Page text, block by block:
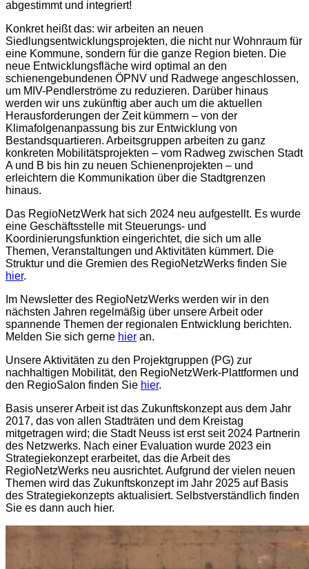
abgestimmt und integriert!
Konkret heißt das: wir arbeiten an neuen
Siedlungsentwicklungsprojekten, die nicht nur Wohnraum für
eine Kommune, sondern für die ganze Region bieten. Die
neue Entwicklungsfläche wird optimal an den
schienengebundenen ÖPNV und Radwege angeschlossen,
um MIV-Pendlerströme zu reduzieren. Darüber hinaus
werden wir uns zukünftig aber auch um die aktuellen
Herausforderungen der Zeit kümmern – von der
Klimafolgenanpassung bis zur Entwicklung von
Bestandsquartieren. Arbeitsgruppen arbeiten zu ganz
konkreten Mobilitätsprojekten – vom Radweg zwischen Stadt
A und B bis hin zu neuen Schienenprojekten – und
erleichtern die Kommunikation über die Stadtgrenzen
hinaus.
Das RegioNetzWerk hat sich 2024 neu aufgestellt. Es wurde
eine Geschäftsstelle mit Steuerungs- und
Koordinierungsfunktion eingerichtet, die sich um alle
Themen, Veranstaltungen und Aktivitäten kümmert. Die
Struktur und die Gremien des RegioNetzWerks finden Sie
hier.
Im Newsletter des RegioNetzWerks werden wir in den
nächsten Jahren regelmäßig über unsere Arbeit oder
spannende Themen der regionalen Entwicklung berichten.
Melden Sie sich gerne hier an.
Unsere Aktivitäten zu den Projektgruppen (PG) zur
nachhaltigen Mobilität, den RegioNetzWerk-Plattformen und
den RegioSalon finden Sie hier.
Basis unserer Arbeit ist das Zukunftskonzept aus dem Jahr
2017, das von allen Stadträten und dem Kreistag
mitgetragen wird; die Stadt Neuss ist erst seit 2024 Partnerin
des Netzwerks. Nach einer Evaluation wurde 2023 ein
Strategiekonzept erarbeitet, das die Arbeit des
RegioNetzWerks neu ausrichtet. Aufgrund der vielen neuen
Themen wird das Zukunftskonzept im Jahr 2025 auf Basis
des Strategiekonzepts aktualisiert. Selbstverständlich finden
Sie es dann auch hier.